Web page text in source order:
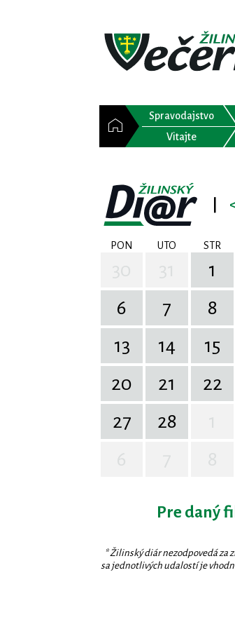
Spravodajstvo
Vitajte
PON UTO STR
1
6
7 8
13
14 15
20
21 22
27
28
Pre daný
* Žilinský diár nezodpovedá za
sa jednotlivých udalostí je